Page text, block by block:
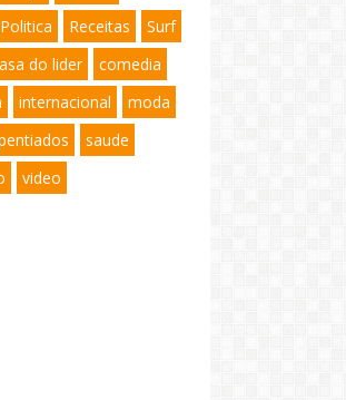
Politica Receitas
Surf
do lider
comedia
internacional
moda
saude
video